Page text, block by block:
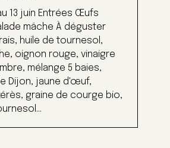
13 juin Entrées Œufs
mâche À déguster
huile de tournesol,
oignon rouge, vinaigre
mélange 5 baies,
Dijon, jaune d'œuf,
graine de courge bio,